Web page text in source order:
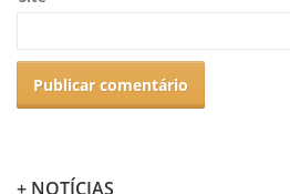
+ NOTÍCIAS